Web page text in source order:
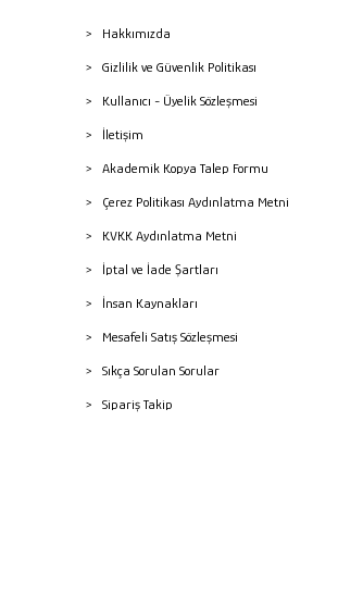
Hakkımızda
Gizlilik ve Güvenlik Politikası
Kullanıcı - Üyelik Sözleşmesi
İletişim
Akademik Kopya Talep Formu
Çerez Politikası Aydınlatma Metni
KVKK Aydınlatma Metni
İptal ve İade Şartları
İnsan Kaynakları
Mesafeli Satış Sözleşmesi
Sıkça Sorulan Sorular
Sipariş Takip